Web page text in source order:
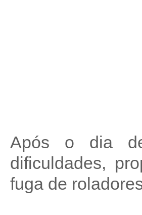
Após o dia
dificuldades,
fuga de